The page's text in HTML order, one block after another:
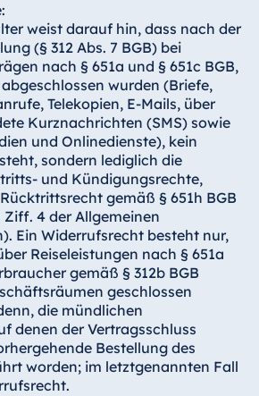
weist darauf hin, dass nach der
(§ 312 Abs. 7 BGB) bei
nach § 651a und § 651c BGB,
wurden (Briefe,
Telekopien, E-Mails, über
Kurznachrichten (SMS) sowie
und Onlinedienste), kein
sondern lediglich die
und Kündigungsrechte,
gemäß § 651h BGB
4 der Allgemeinen
Ein Widerrufsrecht besteht nur,
Reiseleistungen nach § 651a
gemäß § 312b BGB
geschlossen
die mündlichen
denen der Vertragsschluss
Bestellung des
worden; im letztgenannten Fall